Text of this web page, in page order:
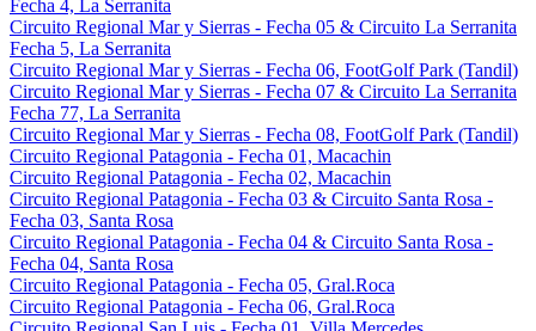
Fecha 4, La Serranita
Circuito Regional Mar y Sierras - Fecha 05 & Circuito La Serranita
Fecha 5, La Serranita
Circuito Regional Mar y Sierras - Fecha 06, FootGolf Park (Tandil)
Circuito Regional Mar y Sierras - Fecha 07 & Circuito La Serranita
Fecha 77, La Serranita
Circuito Regional Mar y Sierras - Fecha 08, FootGolf Park (Tandil)
Circuito Regional Patagonia - Fecha 01, Macachin
Circuito Regional Patagonia - Fecha 02, Macachin
Circuito Regional Patagonia - Fecha 03 & Circuito Santa Rosa -
Fecha 03, Santa Rosa
Circuito Regional Patagonia - Fecha 04 & Circuito Santa Rosa -
Fecha 04, Santa Rosa
Circuito Regional Patagonia - Fecha 05, Gral.Roca
Circuito Regional Patagonia - Fecha 06, Gral.Roca